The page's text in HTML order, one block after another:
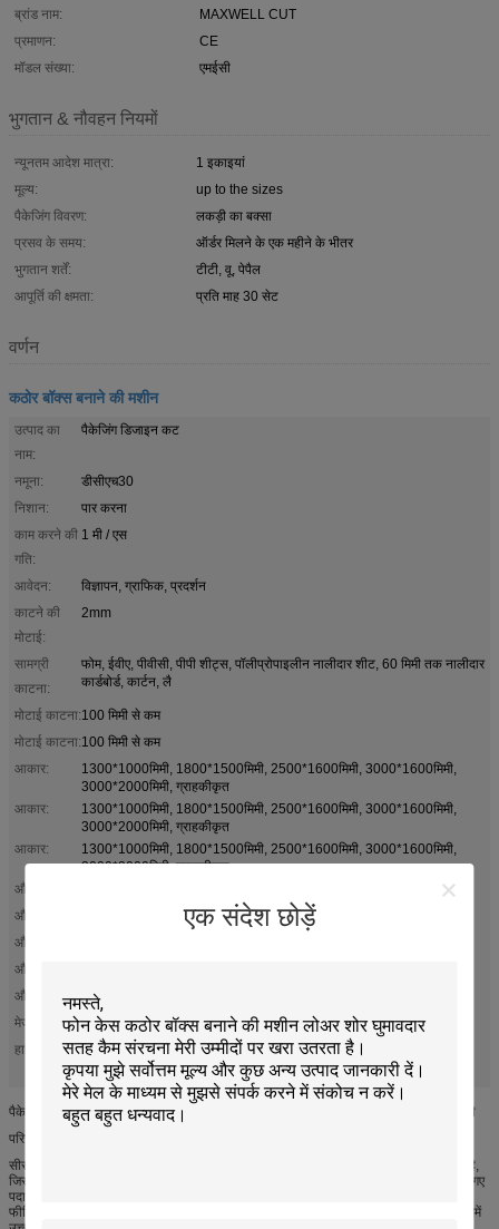
एक संदेश छोड़ें
ब्रांड नाम:
MAXWELL CUT
प्रमाणन:
CE
मॉडल संख्या:
एमईसी
भुगतान & नौवहन नियमों
न्यूनतम आदेश मात्रा:
1 इकाइयां
मूल्य:
up to the sizes
पैकेजिंग विवरण:
लकड़ी का बक्सा
प्रसव के समय:
ऑर्डर मिलने के एक महीने के भीतर
भुगतान शर्तें:
टीटी, वू, पेपैल
आपूर्ति की क्षमता:
प्रति माह 30 सेट
वर्णन
कठोर बॉक्स बनाने की मशीन
उत्पाद का
नाम:
पैकेजिंग डिजाइन कट
नमूना:
डीसीएच30
निशान:
पार करना
काम करने की
गति:
1 मी / एस
आवेदन:
विज्ञापन, ग्राफिक, प्रदर्शन
काटने की
मोटाई:
2mm
सामग्री
काटना:
फोम, ईवीए, पीवीसी, पीपी शीट्स, पॉलीप्रोपाइलीन नालीदार शीट, 60 मिमी तक नालीदार
कार्डबोर्ड, कार्टन, लै
मोटाई काटना:100 मिमी से कम
मोटाई काटना:100 मिमी से कम
आकार:
1300*1000मिमी, 1800*1500मिमी, 2500*1600मिमी, 3000*1600मिमी,
3000*2000मिमी, ग्राहकीकृत
आकार:
1300*1000मिमी, 1800*1500मिमी, 2500*1600मिमी, 3000*1600मिमी,
3000*2000मिमी, ग्राहकीकृत
आकार:
1300*1000मिमी, 1800*1500मिमी, 2500*1600मिमी, 3000*1600मिमी,
3000*2000मिमी, ग्राहकीकृत
औजार:
औजार:
दोलनशील चाकू, क्रीज़िंग व्हील, पेन, लेजर लाइट,
औजार:
औजार:
औजार:
वायवीय उपकरण, वीकट, किस कट, सीसीडी
मेज:
फ्लैटबेड, कन्वेबेल्ट,
हाइलाइट:
बॉक्स बनाने के उपकरण, शीट बोर्ड काटने की मशीन,
सीसीडी वीडियो पंजीकरण पेपर बॉक्स निर्माता
पैकेजिंग के लिए सीसीडी वीडियो पंजीकरण एडीएस, पैकेजिंग, प्रदर्शन, ग्राफिक के लिए डिजाइन कटौती
परिचय:
सीसीडी वीडियो पंजीकरण प्रणाली एओकेई द्वारा विकसित एक स्मार्ट ऑटो पोजिशनिंग काटने प्रणाली है,
जिसका उद्देश्य ग्राफिक, विज्ञापन, प्रदर्शन उद्योग का लक्ष्य है। प्रणाली को सामान्य शीट और लुढ़काए गए
पदार्थों काटने में उपयोग किया जा सकता है। कन्वेयर बेल्ट मशीन के साथ बंडल किया गया, यह ऑटो
फीडिंग, ऑटो पोजीशन और लुढ़काए गए सामग्रियों के ऑटो काटने का कार्य महसूस कर सकता है। इसमें